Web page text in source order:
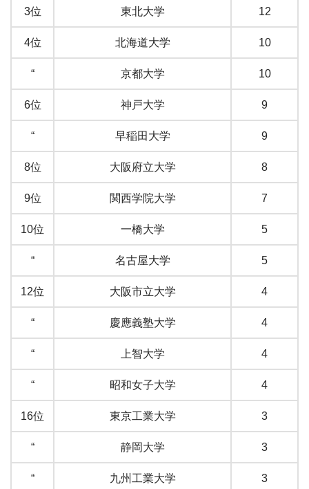
3位 東北大学 12
4位 北海道大学 10
“ 京都大学 10
6位 神戸大学 9
“ 早稲田大学 9
8位 大阪府立大学 8
9位 関西学院大学 7
10位 一橋大学 5
“ 名古屋大学 5
12位 大阪市立大学 4
“ 慶應義塾大学 4
“ 上智大学 4
“ 昭和女子大学 4
16位 東京工業大学 3
“ 静岡大学 3
“ 九州工業大学 3